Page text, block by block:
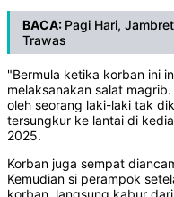
BACA: Pagi Hari,
Trawas
"Bermula ketika korban ini
melaksanakan salat
oleh seorang laki-laki tak
tersungkur ke lantai di
2025.
Korban juga sempat
Kemudian si perampok